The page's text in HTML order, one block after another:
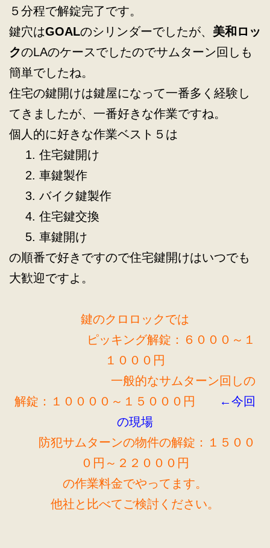
５分程で解錠完了です。
鍵穴はGOALのシリンダーでしたが、 美和ロッ
クのLAのケースでしたのでサムターン回しも
簡単でしたね。
住宅の鍵開けは鍵屋になって一番多く経験し
てきましたが、一番好きな作業ですね。
個人的に好きな作業ベスト５は
住宅鍵開け
車鍵製作
バイク鍵製作
住宅鍵交換
車鍵開け
の順番で好きですので住宅鍵開けはいつでも
大歓迎ですよ。
鍵のクロロックでは
ピッキング解錠：６０００～１
１０００円
一般的なサムターン回しの
解錠：１００００～１５０００円
←今回
の現場
防犯サムターンの物件の解錠：１５００
０円～２２０００円
の作業料金でやってます。
他社と比べてご検討ください。